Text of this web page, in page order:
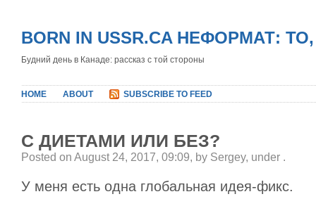
BORN IN USSR.CA НЕФОРМАТ:
Будний день в Канаде: рассказ с той стороны
HOME ABOUT SUBSCRIBE TO FEED
С ДИЕТАМИ ИЛИ БЕЗ?
Posted on August 24, 2017, 09:09, by Sergey, under .
У меня есть одна глобальная идея-фикс.